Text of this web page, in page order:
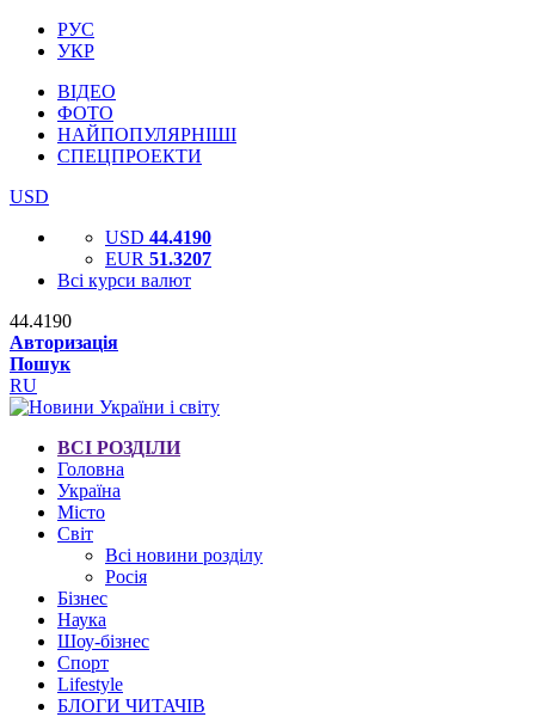
РУС
УКР
ВІДЕО
ФОТО
НАЙПОПУЛЯРНІШІ
СПЕЦПРОЕКТИ
USD
USD 44.4190
EUR 51.3207
Всі курси валют
44.4190
Авторизація
Пошук
RU
ВСІ РОЗДІЛИ
Головна
Україна
Місто
Світ
Всі новини розділу
Росія
Бізнес
Наука
Шоу-бізнес
Спорт
Lifestyle
БЛОГИ ЧИТАЧІВ